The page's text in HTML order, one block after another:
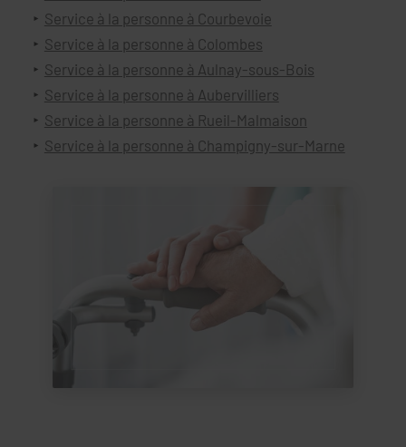
Service à la personne à Courbevoie
Service à la personne à Colombes
Service à la personne à Aulnay-sous-Bois
Service à la personne à Aubervilliers
Service à la personne à Rueil-Malmaison
Service à la personne à Champigny-sur-Marne